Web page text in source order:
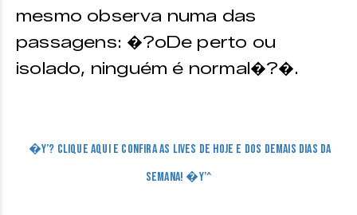
mesmo observa numa das
passagens: �?oDe perto ou
isolado, ninguém é normal�?�.
�Y’? CLIQUE AQUI E CONFIRA AS LIVES DE HOJE E DOS DEMAIS DIAS DA
SEMANA! �Y’^